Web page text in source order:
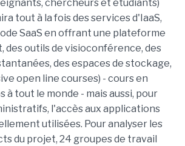
chercheurs et étudiants)
tout à la fois des services d'IaaS,
SaaS en offrant une plateforme
des outils de visioconférence, des
des espaces de stockage,
open line courses) - cours en
à tout le monde - mais aussi, pour
l'accès aux applications
utilisées. Pour analyser les
du projet, 24 groupes de travail